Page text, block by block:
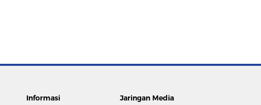
Informasi Jaringan Media